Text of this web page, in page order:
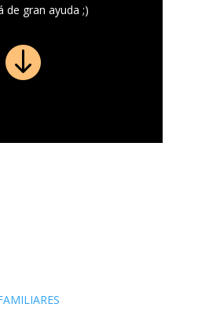
de gran ayuda ;)
